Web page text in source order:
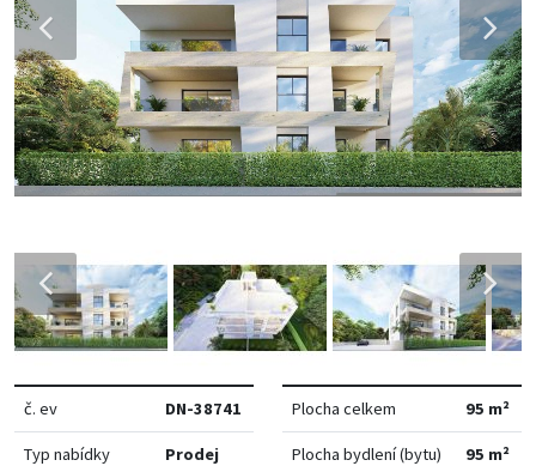
č. ev DN-38741
Typ nabídky Prodej
Plocha celkem 95 m²
Plocha bydlení (bytu) 95 m²